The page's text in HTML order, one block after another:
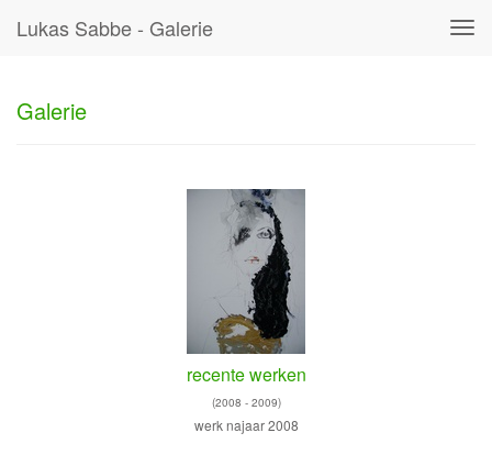
Lukas Sabbe - Galerie
Galerie
recente werken
(2008 - 2009)
werk najaar 2008